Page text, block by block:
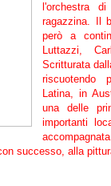
l'orchestra
ragazzina. Il
però a
Luttazzi,
Scritturata
riscuotendo
Latina, in
una delle
importanti
successo, alla